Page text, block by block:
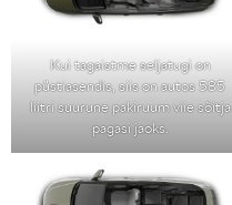
Kui tagaistme seljatugi on
püstiasendis, siis on autos 585
liitri suurune pakiruum viie sõitja
pagasi jaoks.